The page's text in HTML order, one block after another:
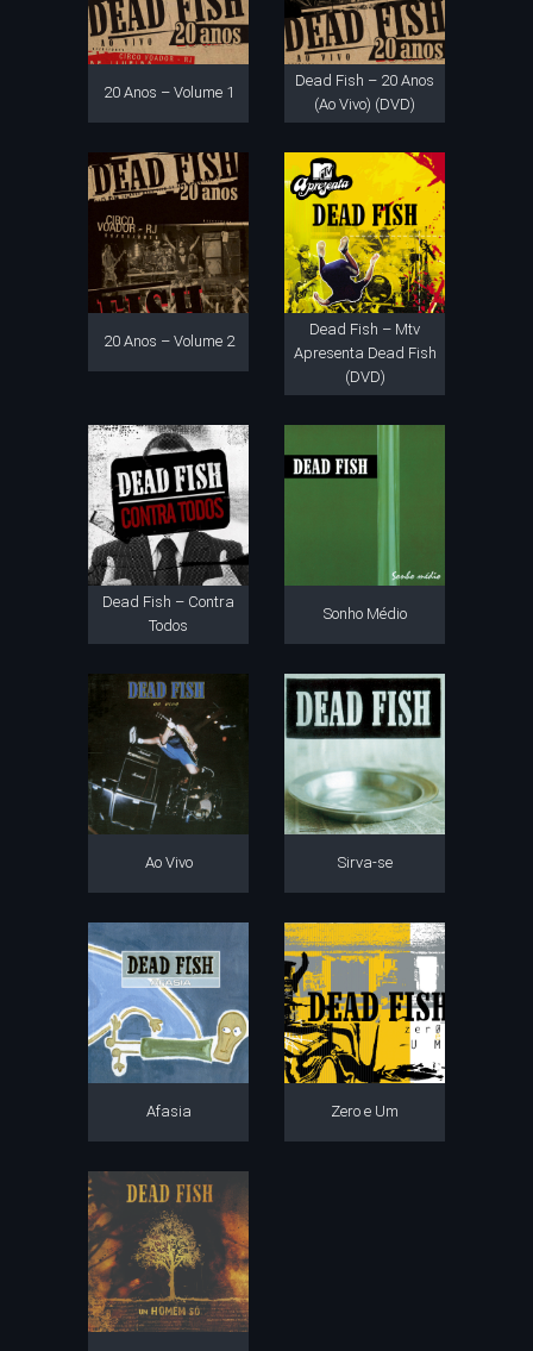
20 Anos – Volume 1
Dead Fish – 20 Anos
(Ao Vivo) (DVD)
20 Anos – Volume 2
Dead Fish – Mtv
Apresenta Dead Fish
(DVD)
Dead Fish – Contra
Todos
Sonho Médio
Ao Vivo Sirva-se
Afasia Zero e Um